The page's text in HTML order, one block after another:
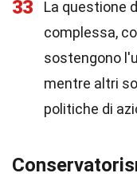
33
La questione
complessa,
sostengono
mentre altri
politiche di